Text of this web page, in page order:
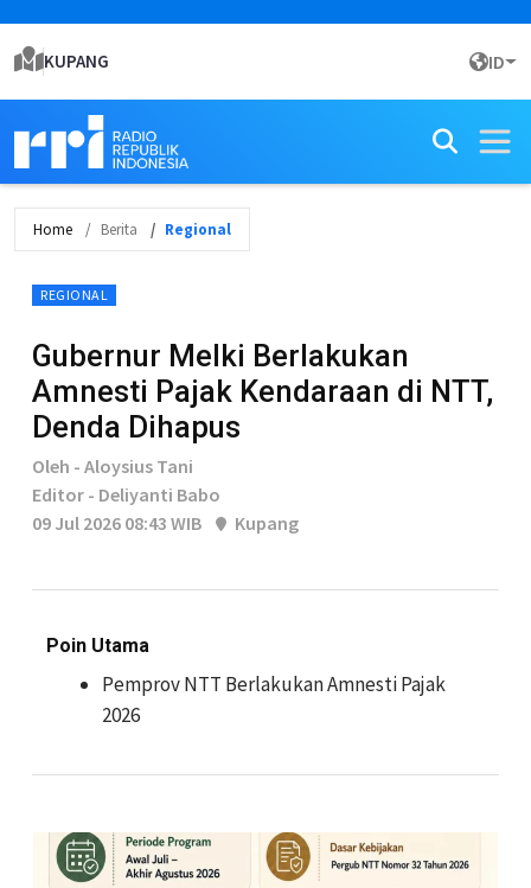
KUPANG ID
Home Berita Regional
REGIONAL
Gubernur Melki Berlakukan
Amnesti Pajak Kendaraan di NTT,
Denda Dihapus
Oleh - Aloysius Tani
Editor - Deliyanti Babo
09 Jul 2026 08:43 WIB
Kupang
Poin Utama
Pemprov NTT Berlakukan Amnesti Pajak
2026